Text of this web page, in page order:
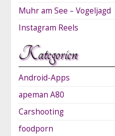
Muhr am See – Vogeljagd
Instagram Reels
Kategorien
Android-Apps
apeman A80
Carshooting
foodporn